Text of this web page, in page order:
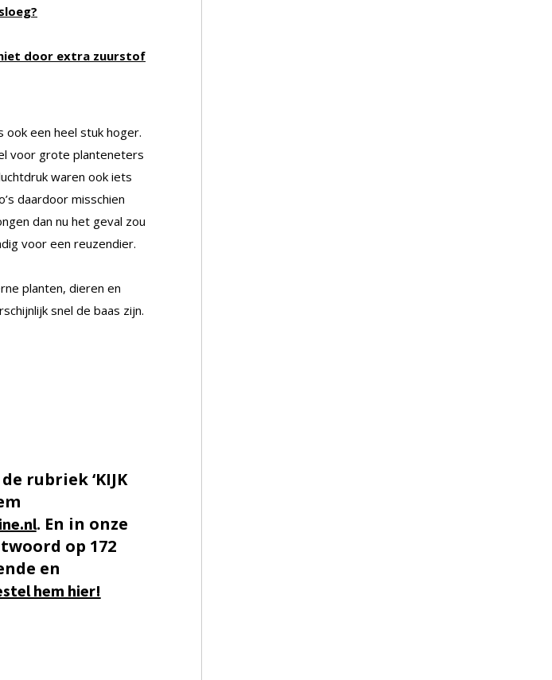
door extra zuurstof
een heel stuk hoger.
voor grote planteneters
waren ook iets
daardoor misschien
dan nu het geval zou
voor een reuzendier.
planten, dieren en
snel de baas zijn.
rubriek ‘KIJK
. En in onze
op 172
en
hem hier!